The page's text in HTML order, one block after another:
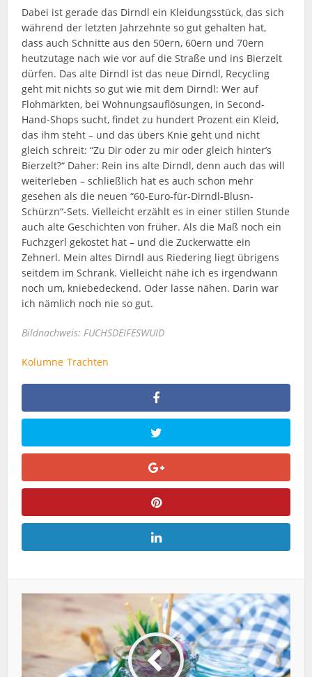
Dabei ist gerade das Dirndl ein Kleidungsstück, das sich
während der letzten Jahrzehnte so gut gehalten hat,
dass auch Schnitte aus den 50ern, 60ern und 70ern
heutzutage nach wie vor auf die Straße und ins Bierzelt
dürfen. Das alte Dirndl ist das neue Dirndl, Recycling
geht mit nichts so gut wie mit dem Dirndl: Wer auf
Flohmärkten, bei Wohnungsauflösungen, in Second-
Hand-Shops sucht, findet zu hundert Prozent ein Kleid,
das ihm steht – und das übers Knie geht und nicht
gleich schreit: “Zu Dir oder zu mir oder gleich hinter’s
Bierzelt?“ Daher: Rein ins alte Dirndl, denn auch das will
weiterleben – schließlich hat es auch schon mehr
gesehen als die neuen “60-Euro-für-Dirndl-Blusn-
Schürzn“-Sets. Vielleicht erzählt es in einer stillen Stunde
auch alte Geschichten von früher. Als die Maß noch ein
Fuchzgerl gekostet hat – und die Zuckerwatte ein
Zehnerl. Mein altes Dirndl aus Riedering liegt übrigens
seitdem im Schrank. Vielleicht nähe ich es irgendwann
noch um, kniebedeckend. Oder lasse nähen. Darin war
ich nämlich noch nie so gut.
Bildnachweis: FUCHSDEIFESWUID
Kolumne Trachten